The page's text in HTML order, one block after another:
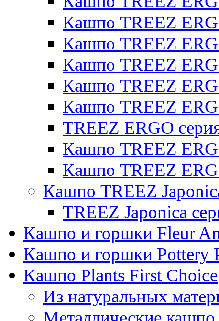
Кашпо TREEZ
Кашпо TREEZ
Кашпо TREEZ
Кашпо TREEZ
Кашпо TREEZ
TREEZ ERGO
Кашпо TREEZ
Кашпо TREEZ
Кашпо TREEZ
TREEZ Japonica
Кашпо и горшки Fleur
Кашпо и горшки Pottery
Кашпо Plants First Choice
Из натуральных